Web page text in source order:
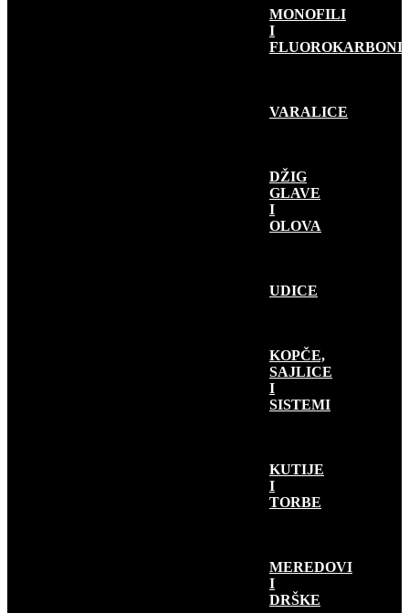
MONOFILI
I
FLUOROKARBONI
VARALICE
DŽIG
GLAVE
I
OLOVA
UDICE
KOPČE,
SAJLICE
I
SISTEMI
KUTIJE
I
TORBE
MEREDOVI
I
DRŠKE